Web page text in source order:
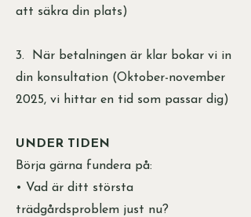
att säkra din plats)
3. När betalningen är klar bokar vi in
din konsultation (Oktober-november
2025, vi hittar en tid som passar dig)
UNDER TIDEN
Börja gärna fundera på:
• Vad är ditt största
trädgårdsproblem just nu?